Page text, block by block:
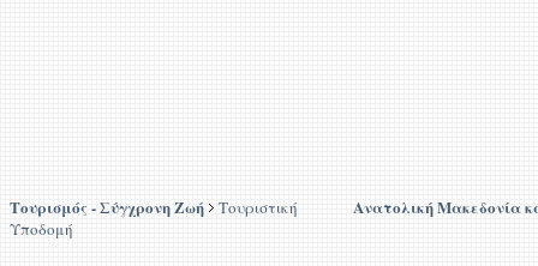
Τουρισμός - Σύγχρονη Ζωή
Τουριστική
Υποδομή
Ανατολική Μακεδονία